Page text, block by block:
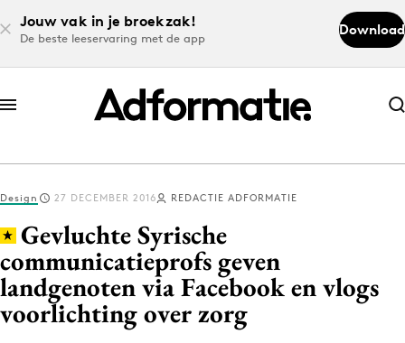
Jouw vak in je broekzak!
De beste leeservaring met de app
Download
Abonneer nu
Abonneer nu
Log in
Download de app
Volg het laatste nieuws via de Adformatie
Nieuws app
Design 27 DECEMBER 2016 REDACTIE ADFORMATIE
Gevluchte Syrische
communicatieprofs geven
landgenoten via Facebook en vlogs
voorlichting over zorg